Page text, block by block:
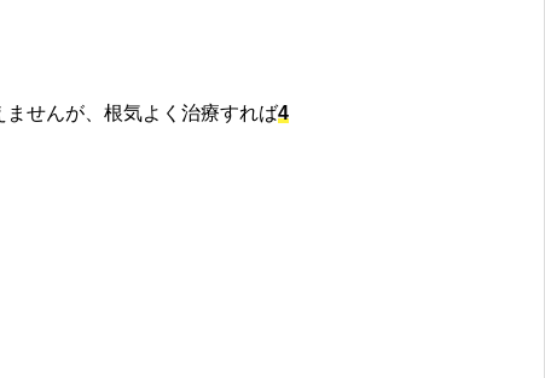
せんが、根気よく治療すれば4